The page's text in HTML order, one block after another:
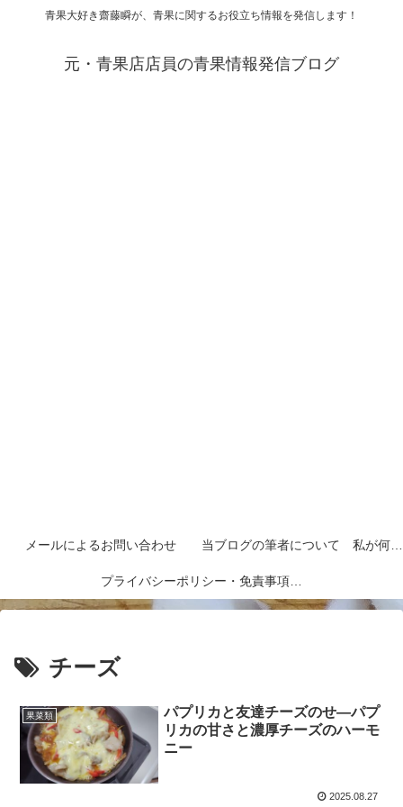
青果大好き齋藤瞬が、青果に関するお役立ち情報を発信します！
元・青果店店員の青果情報発信ブログ
メールによるお問い合わせ 当ブログの筆者について 私が何者なのかを紹介します
プライバシーポリシー・免責事項など
チーズ
果菜類
パプリカと友達チーズのせ―パプ
リカの甘さと濃厚チーズのハーモ
ニー
2025.08.27